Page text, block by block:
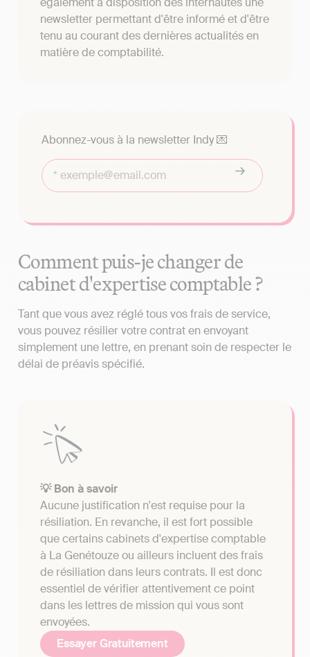
newsletter permettant d'être informé et d'être
tenu au courant des dernières actualités en
matière de comptabilité.
Abonnez-vous à la newsletter Indy 💌
Comment puis-je changer de
cabinet d'expertise comptable ?
Tant que vous avez réglé tous vos frais de service,
vous pouvez résilier votre contrat en envoyant
simplement une lettre, en prenant soin de respecter le
délai de préavis spécifié.
💡 Bon à savoir
Aucune justification n'est requise pour la
résiliation. En revanche, il est fort possible
que certains cabinets d'expertise comptable
à La Genétouze ou ailleurs incluent des frais
de résiliation dans leurs contrats. Il est donc
essentiel de vérifier attentivement ce point
dans les lettres de mission qui vous sont
envoyées.
Essayer Gratuitement